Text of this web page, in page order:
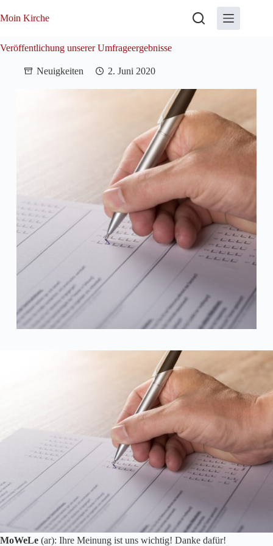
Inhalt
Moin Kirche
Veröffentlichung unserer Umfrageergebnisse
Neuigkeiten 2. Juni 2020
MoWeLe (ar): Ihre Meinung ist uns wichtig! Danke dafür!